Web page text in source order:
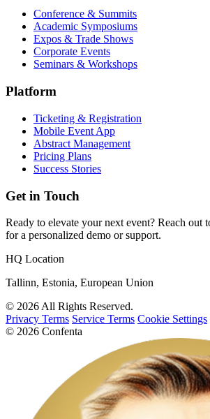
Conference & Summits
Academic Symposiums
Expos & Trade Shows
Corporate Events
Seminars & Workshops
Platform
Ticketing & Registration
Mobile Event App
Abstract Management
Pricing Plans
Success Stories
Get in Touch
Ready to elevate your next event? Reach out
for a personalized demo or support.
HQ Location
Tallinn, Estonia, European Union
© 2026 All Rights Reserved.
Privacy Terms Service Terms Cookie Settings
© 2026 Confenta